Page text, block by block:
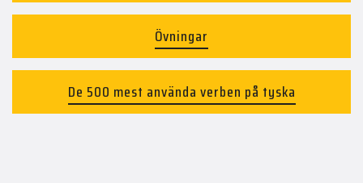
Övningar
De 500 mest använda verben på tyska